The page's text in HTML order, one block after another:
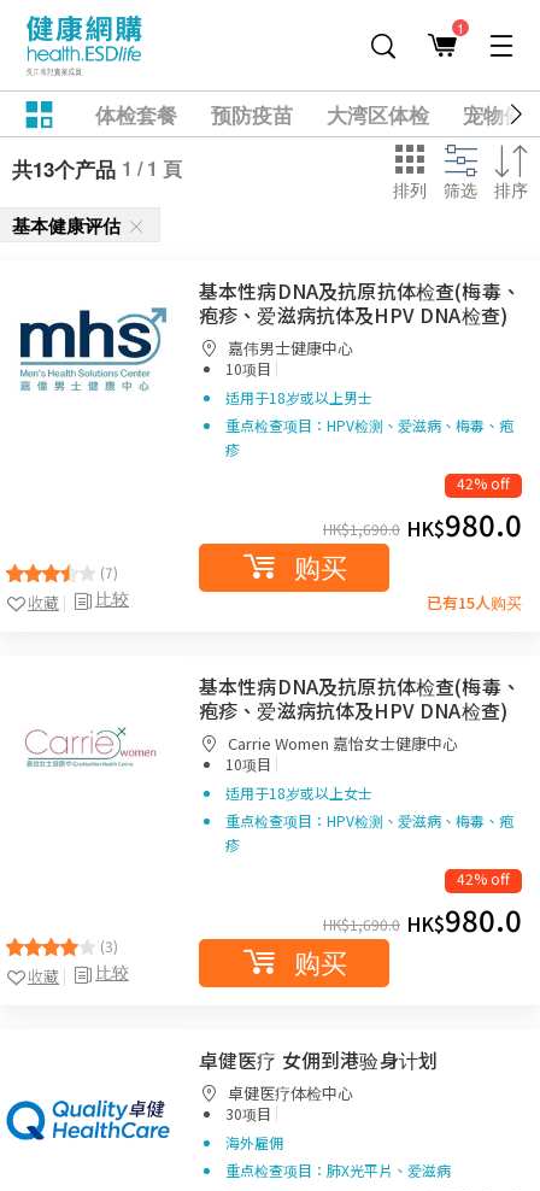
1
体检套餐 预防疫苗 大湾区体检
宠物健
共13个产品 1 / 1 頁
排列 筛选 排序
基本健康评估
(7)
比较
收藏
基本性病DNA及抗原抗体检查(梅毒、
疱疹、爱滋病抗体及HPV DNA检查)
嘉伟男士健康中心
10项目 |
适用于18岁或以上男士
重点检查项目：HPV检测、爱滋病、梅毒、疱
疹
42% off
HK$1,690.0 HK$980.0
购买
已有15人购买
(3)
比较
收藏
基本性病DNA及抗原抗体检查(梅毒、
疱疹、爱滋病抗体及HPV DNA检查)
Carrie Women 嘉怡女士健康中心
10项目 |
适用于18岁或以上女士
重点检查项目：HPV检测、爱滋病、梅毒、疱
疹
42% off
HK$1,690.0 HK$980.0
购买
卓健医疗 女佣到港验身计划
卓健医疗体检中心
30项目 |
海外雇佣
重点检查项目：肺X光平片、爱滋病